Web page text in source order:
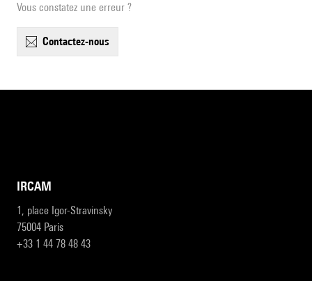
Vous constatez une erreur ?
contactez-nous
IRCAM
1, place Igor-Stravinsky
75004 Paris
+33 1 44 78 48 43